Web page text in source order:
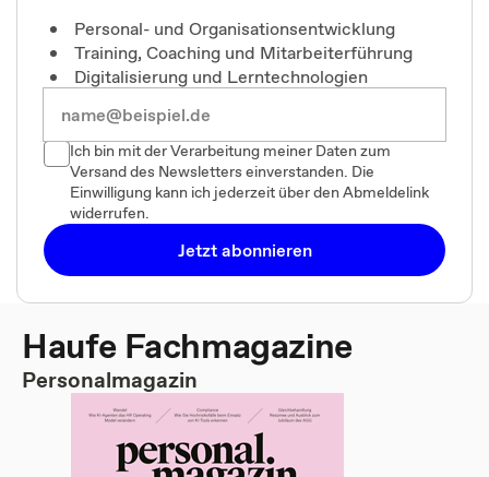
Personal- und Organisationsentwicklung
Training, Coaching und Mitarbeiterführung
Digitalisierung und Lerntechnologien
Ich bin mit der Verarbeitung meiner Daten zum
Versand des Newsletters einverstanden. Die
Einwilligung kann ich jederzeit über den Abmeldelink
widerrufen.
Jetzt abonnieren
Haufe Fachmagazine
Personalmagazin